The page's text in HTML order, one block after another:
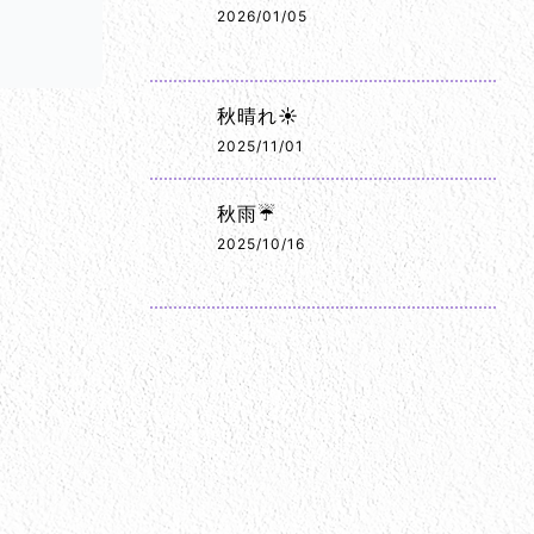
2026/01/05
秋晴れ☀️
2025/11/01
秋雨☔
2025/10/16